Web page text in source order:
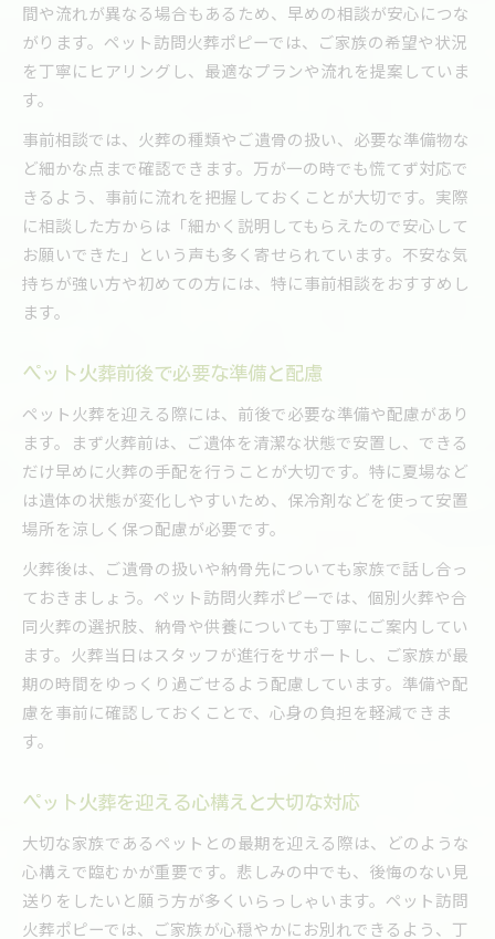
間や流れが異なる場合もあるため、早めの相談が安心につな
がります。ペット訪問火葬ポピーでは、ご家族の希望や状況
を丁寧にヒアリングし、最適なプランや流れを提案していま
す。
事前相談では、火葬の種類やご遺骨の扱い、必要な準備物な
ど細かな点まで確認できます。万が一の時でも慌てず対応で
きるよう、事前に流れを把握しておくことが大切です。実際
に相談した方からは「細かく説明してもらえたので安心して
お願いできた」という声も多く寄せられています。不安な気
持ちが強い方や初めての方には、特に事前相談をおすすめし
ます。
ペット火葬前後で必要な準備と配慮
ペット火葬を迎える際には、前後で必要な準備や配慮があり
ます。まず火葬前は、ご遺体を清潔な状態で安置し、できる
だけ早めに火葬の手配を行うことが大切です。特に夏場など
は遺体の状態が変化しやすいため、保冷剤などを使って安置
場所を涼しく保つ配慮が必要です。
火葬後は、ご遺骨の扱いや納骨先についても家族で話し合っ
ておきましょう。ペット訪問火葬ポピーでは、個別火葬や合
同火葬の選択肢、納骨や供養についても丁寧にご案内してい
ます。火葬当日はスタッフが進行をサポートし、ご家族が最
期の時間をゆっくり過ごせるよう配慮しています。準備や配
慮を事前に確認しておくことで、心身の負担を軽減できま
す。
ペット火葬を迎える心構えと大切な対応
大切な家族であるペットとの最期を迎える際は、どのような
心構えで臨むかが重要です。悲しみの中でも、後悔のない見
送りをしたいと願う方が多くいらっしゃいます。ペット訪問
火葬ポピーでは、ご家族が心穏やかにお別れできるよう、丁